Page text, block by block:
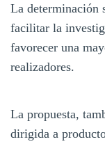
La determinación
facilitar la
favorecer una
realizadores.
La propuesta,
dirigida a